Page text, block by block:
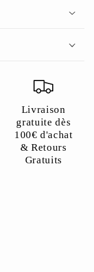
Livraison
gratuite dès
100€ d'achat
& Retours
Gratuits